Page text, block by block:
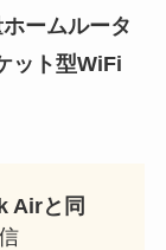
ームルータ
ット型WiFi
Airと同